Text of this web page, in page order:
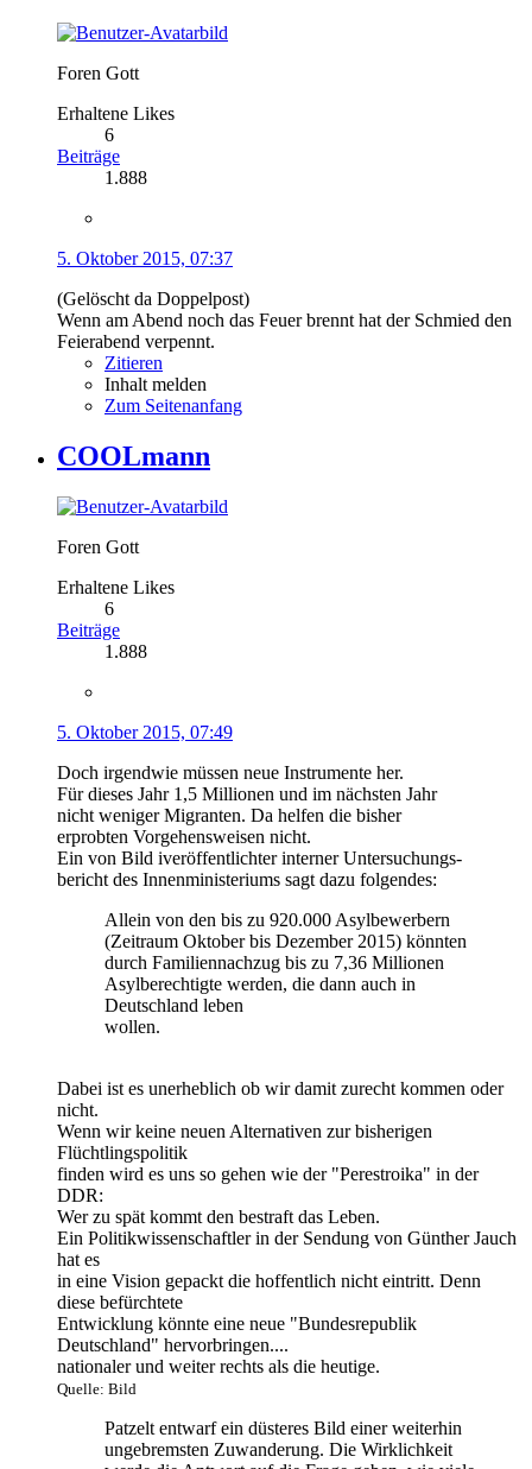
Foren Gott
Erhaltene Likes
6
Beiträge
1.888
5. Oktober 2015, 07:37
(Gelöscht da Doppelpost)
Wenn am Abend noch das Feuer brennt hat der Schmied den
Feierabend verpennt.
Zitieren
Inhalt melden
Zum Seitenanfang
COOLmann
Foren Gott
Erhaltene Likes
6
Beiträge
1.888
5. Oktober 2015, 07:49
Doch irgendwie müssen neue Instrumente her.
Für dieses Jahr 1,5 Millionen und im nächsten Jahr
nicht weniger Migranten. Da helfen die bisher
erprobten Vorgehensweisen nicht.
Ein von Bild iveröffentlichter interner Untersuchungs-
bericht des Innenministeriums sagt dazu folgendes:
Allein von den bis zu 920.000 Asylbewerbern
(Zeitraum Oktober bis Dezember 2015) könnten
durch Familiennachzug bis zu 7,36 Millionen
Asylberechtigte werden, die dann auch in
Deutschland leben
wollen.
Dabei ist es unerheblich ob wir damit zurecht kommen oder
nicht.
Wenn wir keine neuen Alternativen zur bisherigen
Flüchtlingspolitik
finden wird es uns so gehen wie der "Perestroika" in der
DDR:
Wer zu spät kommt den bestraft das Leben.
Ein Politikwissenschaftler in der Sendung von Günther Jauch
hat es
in eine Vision gepackt die hoffentlich nicht eintritt. Denn
diese befürchtete
Entwicklung könnte eine neue "Bundesrepublik
Deutschland" hervorbringen....
nationaler und weiter rechts als die heutige.
Quelle: Bild
Patzelt entwarf ein düsteres Bild einer weiterhin
ungebremsten Zuwanderung. Die Wirklichkeit